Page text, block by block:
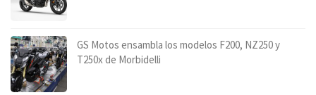
GS Motos ensambla los modelos F200, NZ250 y
T250x de Morbidelli